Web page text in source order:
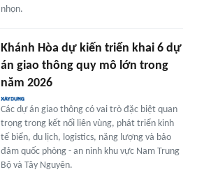
nhọn.
Khánh Hòa dự kiến triển khai 6 dự
án giao thông quy mô lớn trong
năm 2026
Các dự án giao thông có vai trò đặc biệt quan
trọng trong kết nối liên vùng, phát triển kinh
tế biển, du lịch, logistics, năng lượng và bảo
đảm quốc phòng - an ninh khu vực Nam Trung
Bộ và Tây Nguyên.